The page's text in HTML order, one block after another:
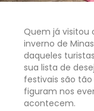
Quem já visitou
inverno de
daqueles
sua lista de
festivais são
figuram nos
acontecem.